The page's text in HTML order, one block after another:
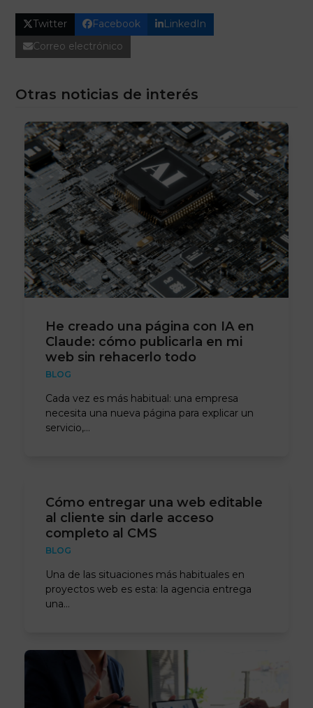
Twitter Facebook
LinkedIn
Correo electrónico
Otras noticias de interés
He creado una página con IA en
Claude: cómo publicarla en mi
web sin rehacerlo todo
BLOG
Cada vez es más habitual: una empresa
necesita una nueva página para explicar un
servicio,…
Cómo entregar una web editable
al cliente sin darle acceso
completo al CMS
BLOG
Una de las situaciones más habituales en
proyectos web es esta: la agencia entrega
una…